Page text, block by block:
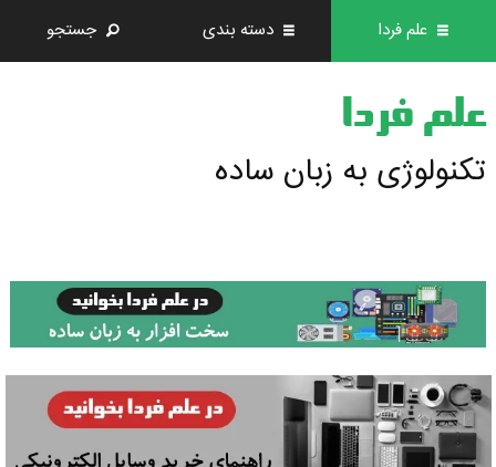
علم فردا دسته بندی جستجو
علم فردا
تکنولوژی به زبان ساده